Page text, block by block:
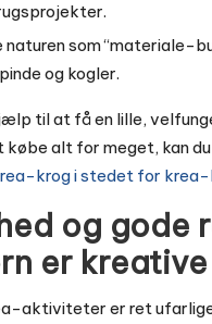
naturen som “materiale-
og kogler.
til at få en lille,
købe alt for meget, kan
krog i stedet for krea-
og gode
er kreative
aktiviteter er ret